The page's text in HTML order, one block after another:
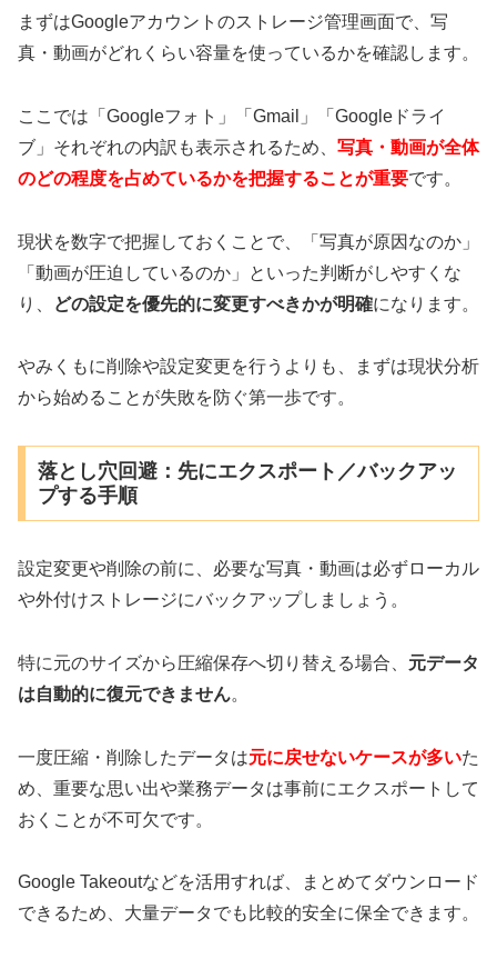
まずはGoogleアカウントのストレージ管理画面で、写
真・動画がどれくらい容量を使っているかを確認します。
ここでは「Googleフォト」「Gmail」「Googleドライ
ブ」それぞれの内訳も表示されるため、 写真・動画が全体
のどの程度を占めているかを把握することが重要です。
現状を数字で把握しておくことで、「写真が原因なのか」
「動画が圧迫しているのか」といった判断がしやすくな
り、
どの設定を優先的に変更すべきかが明確になります。
やみくもに削除や設定変更を行うよりも、まずは現状分析
から始めることが失敗を防ぐ第一歩です。
落とし穴回避：先にエクスポート／バックアッ
プする手順
設定変更や削除の前に、必要な写真・動画は必ずローカル
や外付けストレージにバックアップしましょう。
特に元のサイズから圧縮保存へ切り替える場合、 元データ
は自動的に復元できません。
一度圧縮・削除したデータは元に戻せないケースが多いた
め、重要な思い出や業務データは事前にエクスポートして
おくことが不可欠です。
Google Takeoutなどを活用すれば、まとめてダウンロード
できるため、大量データでも比較的安全に保全できます。